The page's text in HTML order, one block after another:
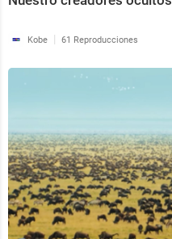
Kobe | 61 Reproducciones